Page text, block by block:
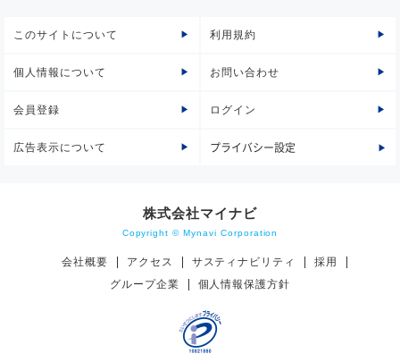
このサイトについて 利用規約
個人情報について お問い合わせ
会員登録 ログイン
広告表示について プライバシー設定
株式会社マイナビ
Copyright © Mynavi Corporation
会社概要 アクセス サスティナビリティ
採用
グループ企業
個人情報保護方針